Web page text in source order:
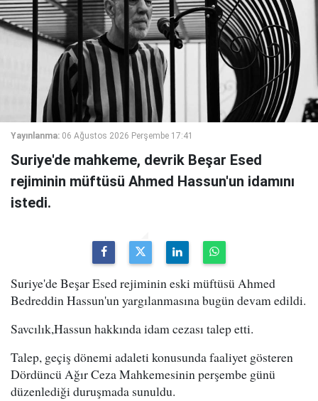
Yayınlanma: 06 Ağustos 2026 Perşembe 17:41
Suriye'de mahkeme, devrik Beşar Esed
rejiminin müftüsü Ahmed Hassun'un idamını
istedi.
Suriye'de Beşar Esed rejiminin eski müftüsü Ahmed
Bedreddin Hassun'un yargılanmasına bugün devam edildi.
Savcılık,Hassun hakkında idam cezası talep etti.
Talep, geçiş dönemi adaleti konusunda faaliyet gösteren
Dördüncü Ağır Ceza Mahkemesinin perşembe günü
düzenlediği duruşmada sunuldu.